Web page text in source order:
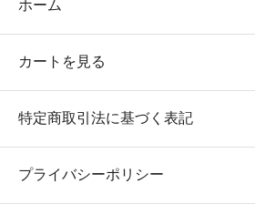
ホーム
カートを見る
特定商取引法に基づく表記
プライバシーポリシー